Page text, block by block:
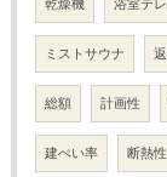
乾燥機 浴室テ
ミストサウナ
総額 計画性
建ぺい率 断熱性